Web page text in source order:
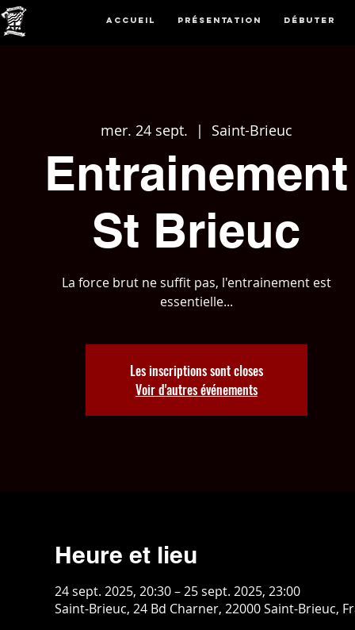
Accueil Présentation Débuter
mer. 24 sept.
  |
Saint-Brieuc
Entrainement
St Brieuc
La force brut ne suffit pas, l'entrainement est
essentielle...
Les inscriptions sont closes
Voir d'autres événements
Heure et lieu
24 sept. 2025, 20:30 – 25 sept. 2025, 23:00
Saint-Brieuc, 24 Bd Charner, 22000 Saint-Brieuc,